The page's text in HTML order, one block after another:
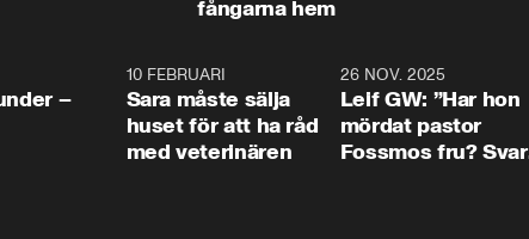
fångarna hem
–
10 FEBRUARI
Sara måste sälja
huset för att ha råd
med veterinären
26 NOV. 2025
Leif GW: ”Har hon
mördat pastor
Fossmos fru? Svar